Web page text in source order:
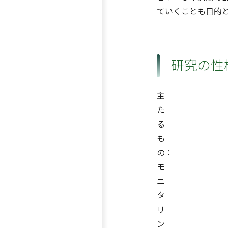
ていくことも目的
研究の性
主
た
る
も
の：
モ
ニ
タ
リ
ン